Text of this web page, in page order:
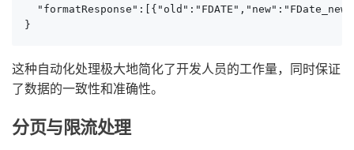
}
这种自动化处理极大地简化了开发人员的工作量，同时保证
了数据的一致性和准确性。
分页与限流处理